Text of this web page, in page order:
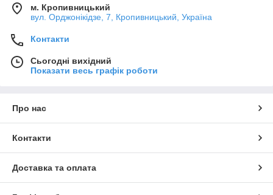
м. Кропивницький
вул. Орджонікідзе, 7, Кропивницький, Україна
Контакти
Сьогодні вихідний
Показати весь графік роботи
Про нас
Контакти
Доставка та оплата